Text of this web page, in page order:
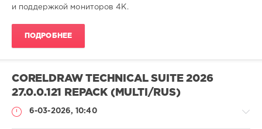
и поддержкой мониторов 4K.
ПОДРОБНЕЕ
CORELDRAW TECHNICAL SUITE 2026
27.0.0.121 REPACK (MULTI/RUS)
6-03-2026, 10:40